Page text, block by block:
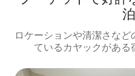
ロケーションや清潔さな
ているカヤックがあ